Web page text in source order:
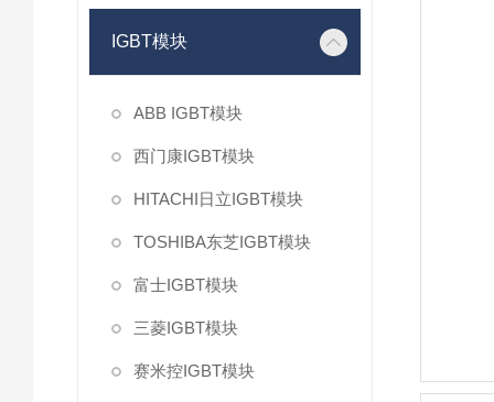
IGBT模块
ABB IGBT模块
西门康IGBT模块
HITACHI日立IGBT模块
TOSHIBA东芝IGBT模块
富士IGBT模块
三菱IGBT模块
赛米控IGBT模块